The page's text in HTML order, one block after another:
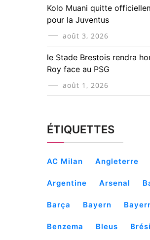
Kolo Muani quitte
pour la Juventus
août 3, 2026
le Stade Brestois rendra
Roy face au PSG
août 1, 2026
ÉTIQUETTES
AC Milan Angleterre
Argentine Arsenal
Barça Bayern
Benzema Bleus